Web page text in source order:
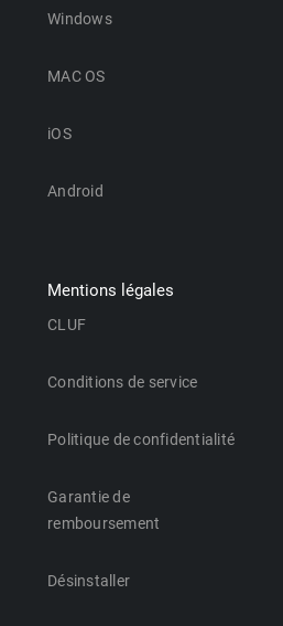
Windows
MAC OS
iOS
Android
Mentions légales
CLUF
Conditions de service
Politique de confidentialité
Garantie de
remboursement
Désinstaller